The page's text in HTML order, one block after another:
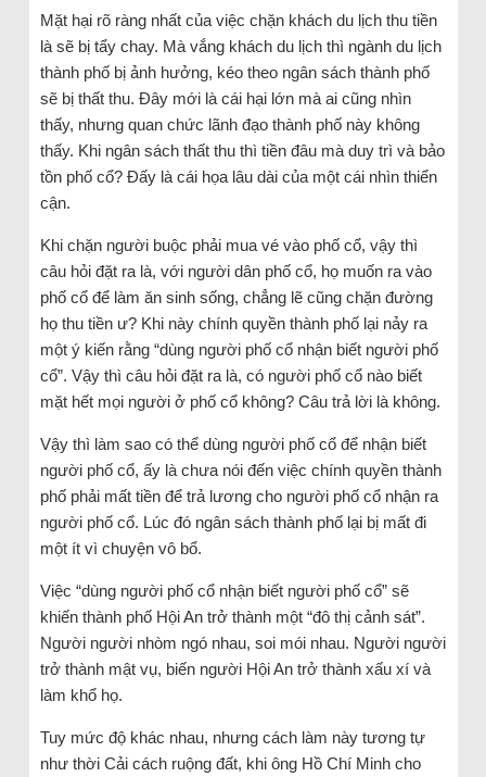
Mặt hại rõ ràng nhất của việc chặn khách du lịch thu tiền
là sẽ bị tẩy chay. Mà vắng khách du lịch thì ngành du lịch
thành phố bị ảnh hưởng, kéo theo ngân sách thành phố
sẽ bị thất thu. Đây mới là cái hại lớn mà ai cũng nhìn
thấy, nhưng quan chức lãnh đạo thành phố này không
thấy. Khi ngân sách thất thu thì tiền đâu mà duy trì và bảo
tồn phố cổ? Đấy là cái họa lâu dài của một cái nhìn thiển
cận.
Khi chặn người buộc phải mua vé vào phố cổ, vậy thì
câu hỏi đặt ra là, với người dân phố cổ, họ muốn ra vào
phố cổ để làm ăn sinh sống, chẳng lẽ cũng chặn đường
họ thu tiền ư? Khi này chính quyền thành phố lại nảy ra
một ý kiến rằng “dùng người phố cổ nhận biết người phố
cổ”. Vậy thì câu hỏi đặt ra là, có người phố cổ nào biết
mặt hết mọi người ở phố cổ không? Câu trả lời là không.
Vậy thì làm sao có thể dùng người phố cổ để nhận biết
người phố cổ, ấy là chưa nói đến việc chính quyền thành
phố phải mất tiền để trả lương cho người phố cổ nhận ra
người phố cổ. Lúc đó ngân sách thành phố lại bị mất đi
một ít vì chuyện vô bổ.
Việc “dùng người phố cổ nhận biết người phố cổ” sẽ
khiến thành phố Hội An trở thành một “đô thị cảnh sát”.
Người người nhòm ngó nhau, soi mói nhau. Người người
trở thành mật vụ, biến người Hội An trở thành xấu xí và
làm khổ họ.
Tuy mức độ khác nhau, nhưng cách làm này tương tự
như thời Cải cách ruộng đất, khi ông Hồ Chí Minh cho